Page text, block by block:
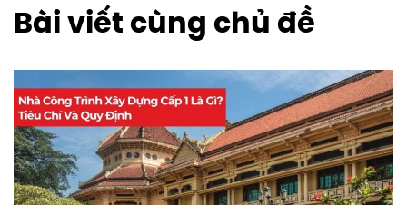
Bài viết cùng chủ đề